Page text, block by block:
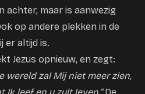
achter, maar is aanwezig
op andere plekken in de
er altijd is.
Jezus opnieuw, en zegt:
wereld zal Mij niet meer zien,